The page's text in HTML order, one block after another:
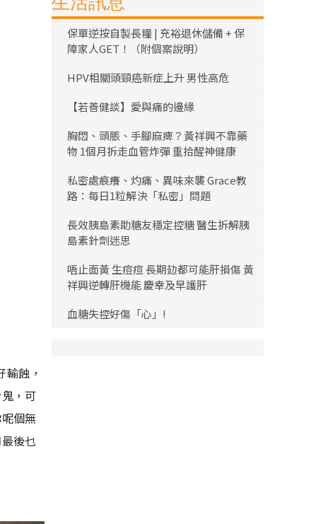
蝕，
，可
個無
後乜
保單逆按自製長糧 | 充裕退休儲備 + 保
障家人GET！（附個案說明）
HPV相關頭頸癌新症上升 男性高危
【若善健談】愛與痛的邊緣
胸悶、頭脹、手腳麻痺？黃祥興不靠藥
物 1個月拆走血管炸彈 重拾醒神健康
私密處痕癢、灼痛、異味來襲 Grace教
路：每日1粒解決「私密」問題
長效胰島素助糖友穩定控糖 醫生拆解胰
島素針劑迷思
唔止面黃 生痘痘 長期攰都可能肝損傷 黃
祥興逆轉肝機能 慶幸及早護肝
血糖失控好傷「心」!